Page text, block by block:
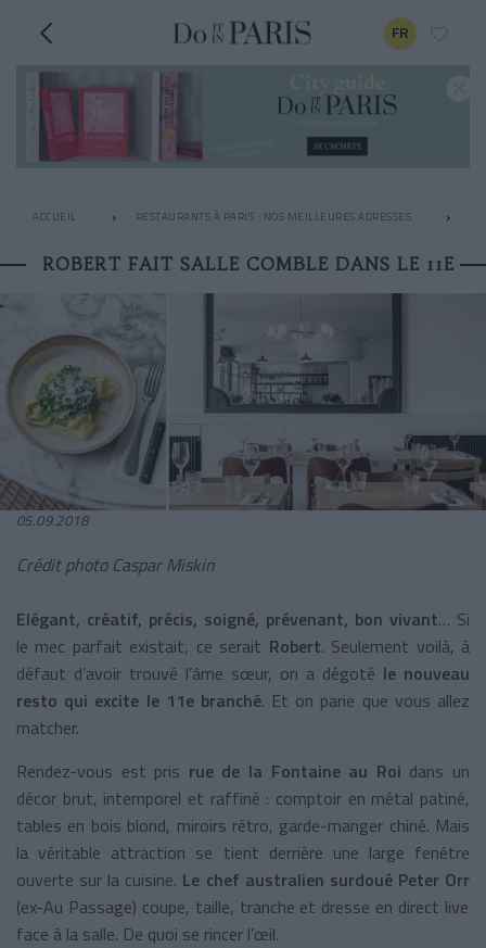
FR
ACCUEIL RESTAURANTS À PARIS : NOS MEILLEURES ADRESSES
ROBERT FAIT SALLE COMBLE DANS LE 11E
05.09.2018
Crédit photo Caspar Miskin
Elégant, créatif, précis, soigné, prévenant, bon vivant… Si
le mec parfait existait, ce serait Robert. Seulement voilà, à
défaut d’avoir trouvé l’âme sœur, on a dégoté le nouveau
resto qui excite le 11ebranché. Et on parie que vous allez
matcher.
Rendez-vous est pris rue de la Fontaine au Roi dans un
décor brut, intemporel et raffiné : comptoir en métal patiné,
tables en bois blond, miroirs rétro, garde-manger chiné. Mais
la véritable attraction se tient derrière une large fenêtre
ouverte sur la cuisine. Le chef australien surdoué Peter Orr
(ex-Au Passage) coupe, taille, tranche et dresse en direct live
face à la salle. De quoi se rincer l’œil.